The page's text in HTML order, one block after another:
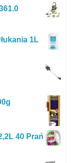
1L
40 Prań